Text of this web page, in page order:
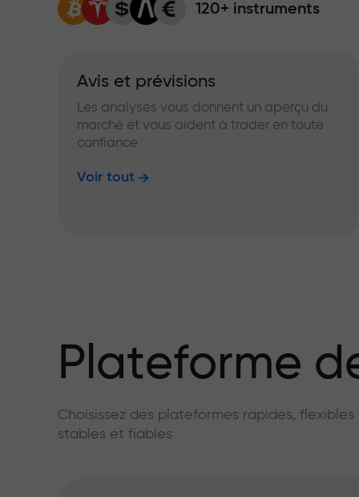
120+ instruments
Avis et prévisions
Les analyses vous donnent un aperçu du
marché et vous aident à trader en toute
confiance
Voir tout
Plateforme
Choisissez des plateformes rapides,
stables et fiables